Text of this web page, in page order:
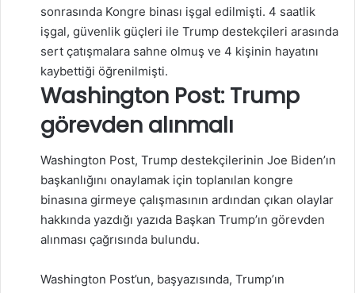
sonrasında Kongre binası işgal edilmişti. 4 saatlik
işgal, güvenlik güçleri ile Trump destekçileri arasında
sert çatışmalara sahne olmuş ve 4 kişinin hayatını
kaybettiği öğrenilmişti.
Washington Post: Trump
görevden alınmalı
Washington Post, Trump destekçilerinin Joe Biden’ın
başkanlığını onaylamak için toplanılan kongre
binasına girmeye çalışmasının ardından çıkan olaylar
hakkında yazdığı yazıda Başkan Trump’ın görevden
alınması çağrısında bulundu.
Washington Post’un, başyazısında, Trump’ın